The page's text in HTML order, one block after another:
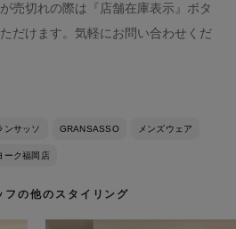
売切れの際は『店舗在庫表示』ボタ
だけます。気軽にお問い合わせくだ
ンサッソ GRANSASSO メンズウェア
ク福岡店
フの他のスタイリング